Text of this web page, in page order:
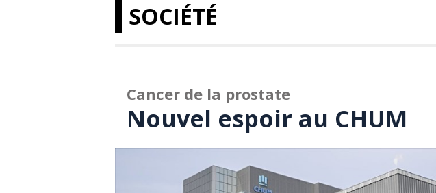
SOCIÉTÉ
Cancer de la prostate
Nouvel espoir au CHUM